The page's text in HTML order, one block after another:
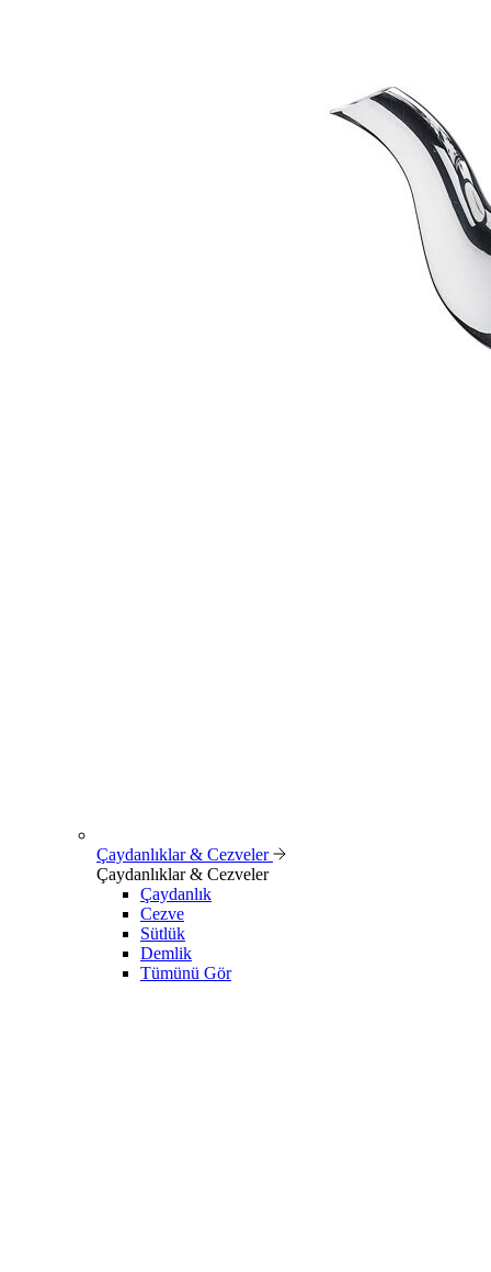
Çaydanlıklar & Cezveler
Çaydanlıklar & Cezveler
Çaydanlık
Cezve
Sütlük
Demlik
Tümünü Gör